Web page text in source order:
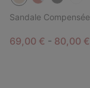
Sandale
Minimum sale
69,00 € - 80,00 €